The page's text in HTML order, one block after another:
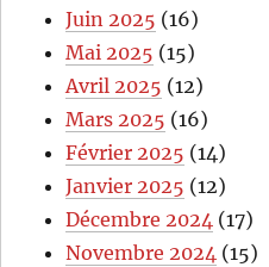
Juin 2025 (16)
Mai 2025 (15)
Avril 2025 (12)
Mars 2025 (16)
Février 2025 (14)
Janvier 2025 (12)
Décembre 2024 (17)
Novembre 2024 (15)